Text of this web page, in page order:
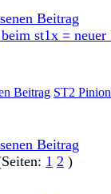
st1x =
ST2
1 2 )